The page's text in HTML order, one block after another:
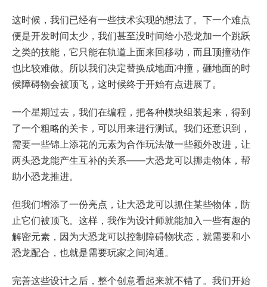
这时候，我们已经有一些技术实现的想法了。下一个难点
便是开发时间太少，我们甚至没时间给小恐龙加一个跳跃
之类的技能，它只能在轨道上面来回移动，而且顶撞动作
也比较难做。所以我们决定替换成地面冲撞，砸地面的时
候障碍物会被顶飞，这时候终于开始有点进展了。
一个星期过去，我们在编程，把各种模块组装起来，得到
了一个粗略的关卡，可以用来进行测试。我们还意识到，
需要一些锦上添花的元素为合作玩法做一些额外改进，让
两头恐龙能产生互补的关系——大恐龙可以挪走物体，帮
助小恐龙推进。
但我们增添了一份亮点，让大恐龙可以抓住某些物体，防
止它们被顶飞。这样，我作为设计师就能加入一些有趣的
解密元素，因为大恐龙可以控制障碍物状态，就需要和小
恐龙配合，也就是需要玩家之间沟通。
完善这些设计之后，整个创意看起来就不错了。我们开始